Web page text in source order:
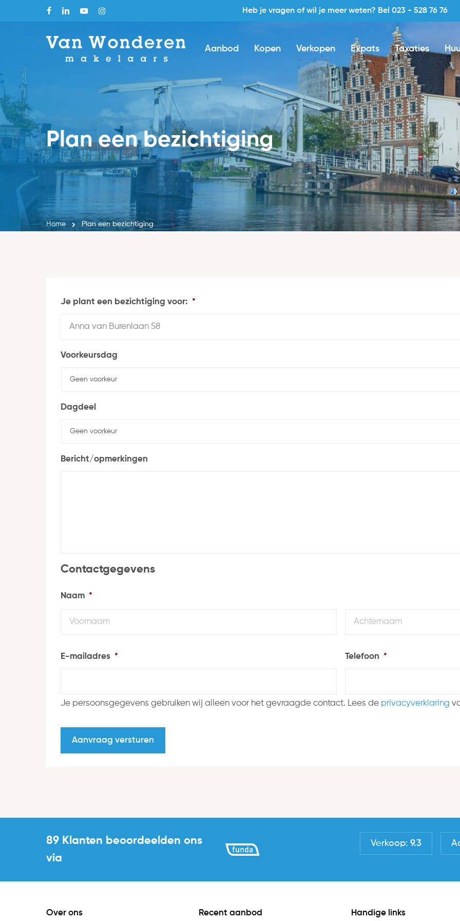
Heb je vragen of wil je meer weten? Bel 023 - 528 76 76
Aanbod Kopen Verkopen Expats Taxaties
Plan een bezichtiging
Home Plan een bezichtiging
Je plant een bezichtiging voor: *
Voorkeursdag
Dagdeel
Bericht/opmerkingen
Contactgegevens
Naam *
E-mailadres * Telefoon *
Je persoonsgegevens gebruiken wij alleen voor het gevraagde contact. Lees de privacyverklaring
89 Klanten beoordeelden ons
via
Verkoop: 9.3
Over ons Recent aanbod Handige links